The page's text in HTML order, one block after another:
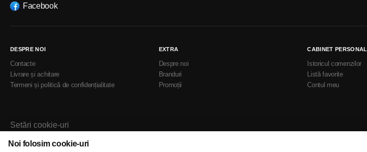
Facebook
DESPRE NOI
Contacte
Livrare și achitare
Termeni și politică de confidențialitate
EXTRA
Despre noi
Branduri
Promoții
CABINET PERSONAL
Istoricul comenzilor
Listă favorite
Contul meu
Setări cookie-uri
Noi folosim cookie-uri